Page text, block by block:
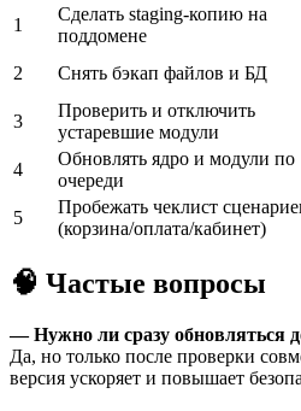
1
Сделать staging-копию на
поддомене
2
Снять бэкап файлов и БД
3
Проверить и отключить
устаревшие модули
4
Обновлять ядро и модули по
очереди
5
Пробежать чеклист
(корзина/оплата/кабинет)
🧠 Частые вопросы
— Нужно ли сразу обновляться
Да, но только после проверки
версия ускоряет и повышает